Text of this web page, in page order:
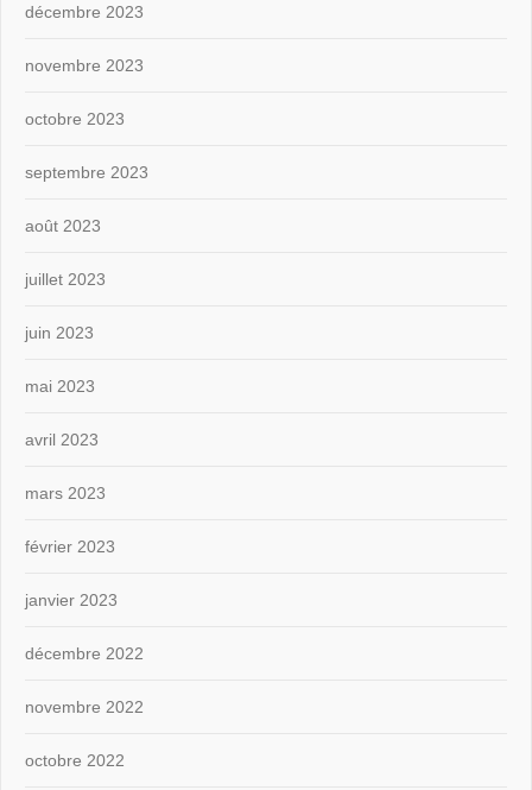
décembre 2023
novembre 2023
octobre 2023
septembre 2023
août 2023
juillet 2023
juin 2023
mai 2023
avril 2023
mars 2023
février 2023
janvier 2023
décembre 2022
novembre 2022
octobre 2022